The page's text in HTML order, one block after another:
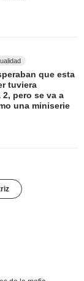
que esta
tuviera
2, pero se va a
una miniserie